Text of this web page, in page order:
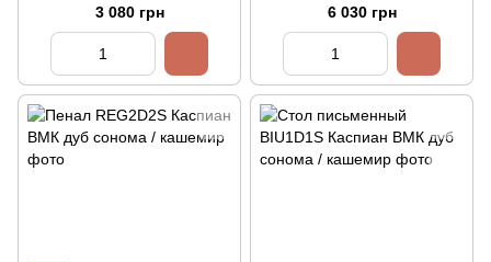
3 080 грн 6 030 грн